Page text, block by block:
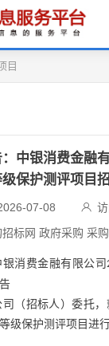
目
中银消费金融
保护测评项目
07-08 访
标网 政府采购 采
消费金融有限公司
（招标人）委托
级保护测评项目进